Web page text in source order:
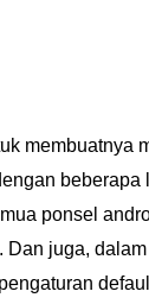
membuatnya
ponsel
Dan juga,